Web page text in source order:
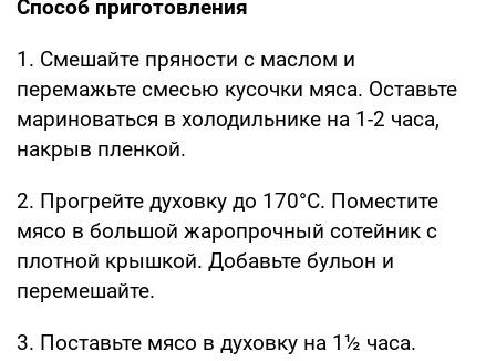
Способ приготовления
1. Смешайте пряности с маслом и
перемажьте смесью кусочки мяса. Оставьте
мариноваться в холодильнике на 1-2 часа,
накрыв пленкой.
2. Прогрейте духовку до 170°С. Поместите
мясо в большой жаропрочный сотейник с
плотной крышкой. Добавьте бульон и
перемешайте.
3. Поставьте мясо в духовку на 1½ часа.